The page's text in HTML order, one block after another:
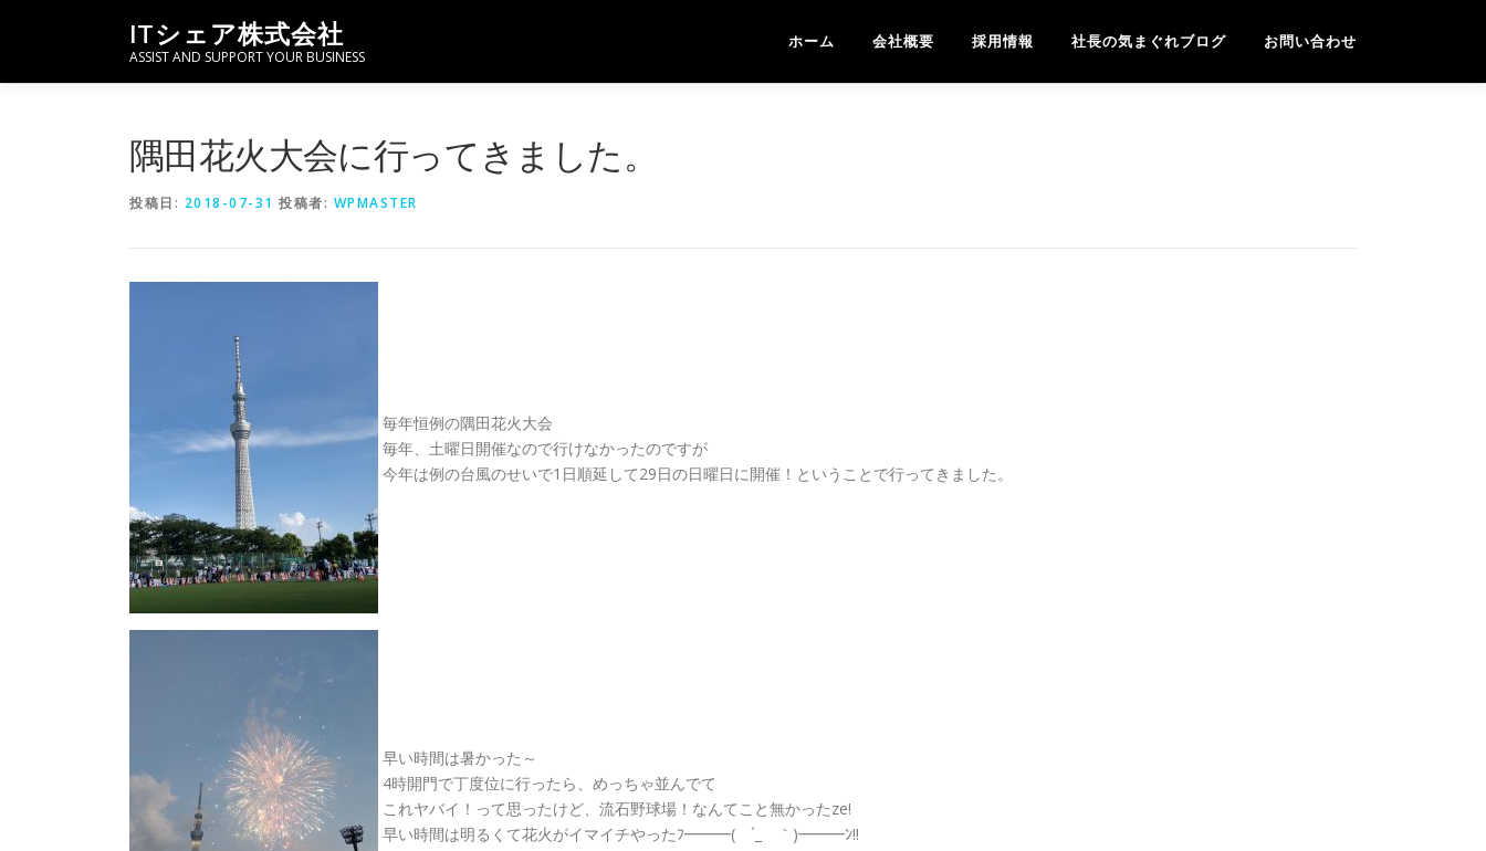
ITシェア株式会社
ASSIST AND SUPPORT YOUR BUSINESS
ホーム 会社概要 採用情報 社長の気まぐれブログ お問い合わせ
隅田花火大会に行ってきました。
投稿日: 2018-07-31 投稿者: WPMASTER
毎年恒例の隅田花火大会
毎年、土曜日開催なので行けなかったのですが
今年は例の台風のせいで1日順延して29日の日曜日に開催！ということで行ってきました。
早い時間は暑かった～
4時開門で丁度位に行ったら、めっちゃ並んでて
これヤバイ！って思ったけど、流石野球場！なんてこと無かったze!
早い時間は明るくて花火がイマイチやったﾌ━━━( ´_ゝ｀)━━━ﾝ!!